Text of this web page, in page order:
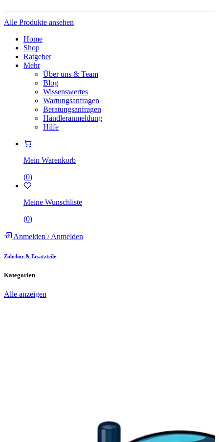
Alle Produkte ansehen
Home
Shop
Ratgeber
Mehr
Über uns & Team
Blog
Wissenswertes
Wartungsanfragen
Beratungsanfragen
Händleranmeldung
Hilfe
Mein Warenkorb
(0)
Meine Wunschliste
(0)
Anmelden /Anmelden
Zubehör & Ersatzteile
Kategorien
Alle anzeigen